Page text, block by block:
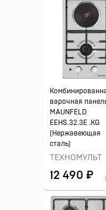
варочная
MAUNFELD
EEHS.32.3E .KG
(Нержавеющая
сталь)
ТЕХНОМУЛЬТ
12 490 ₽